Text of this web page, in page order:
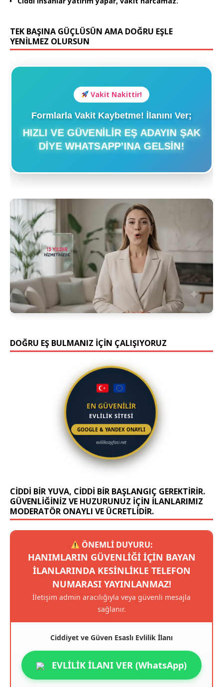
TEK BAŞINA GÜÇLÜSÜN AMA DOĞRU EŞLE
YENİLMEZ OLURSUN
Vakit Nakittir!
Formlarla Vakit Kaybetme! İlanını Ver;
HIZLI VE GÜVENILIR EŞ ADAYIN ŞAK
DIYE WHATSAPP’INA GELSIN!
DOĞRU EŞ BULMANIZ İÇİN ÇALIŞIYORUZ
EN GÜVENİLİR
EVLİLİK SİTESİ
GOOGLE & YANDEX ONAYLI
evliliksayfasi.net
CIDDI BIR YUVA, CIDDI BIR BAŞLANGIÇ GEREKTIRIR.
GÜVENLIĞINIZ VE HUZURUNUZ IÇIN ILANLARIMIZ
MODERATÖR ONAYLI VE ÜCRETLIDIR.
ÖNEMLİ DUYURU:
HANIMLARIN GÜVENLIĞI IÇIN BAYAN
ILANLARINDA KESINLIKLE TELEFON
NUMARASI YAYINLANMAZ!
İletişim admin aracılığıyla veya güvenli mesajla
sağlanır.
Ciddiyet ve Güven Esaslı Evlilik İlanı
EVLİLİK İLANI VER (WhatsApp)